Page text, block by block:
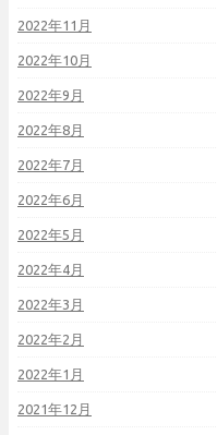
2022年11月
2022年10月
2022年9月
2022年8月
2022年7月
2022年6月
2022年5月
2022年4月
2022年3月
2022年2月
2022年1月
2021年12月